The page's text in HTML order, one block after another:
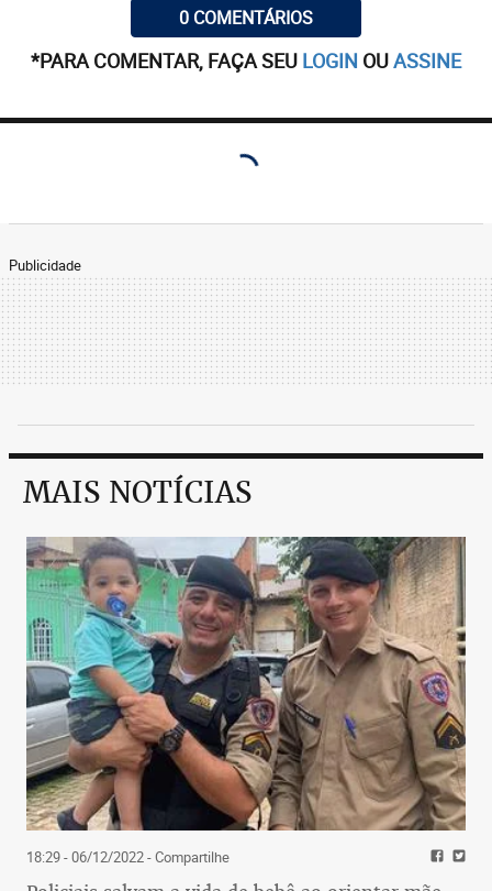
0 COMENTÁRIOS
*PARA COMENTAR, FAÇA SEU LOGIN OUASSINE
Publicidade
MAIS NOTÍCIAS
18:29 - 06/12/2022- Compartilhe